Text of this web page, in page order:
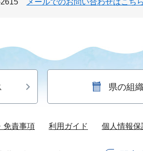
メールでのお問い合わせはこちら
県の組
免責事項 利用ガイド 個人情報